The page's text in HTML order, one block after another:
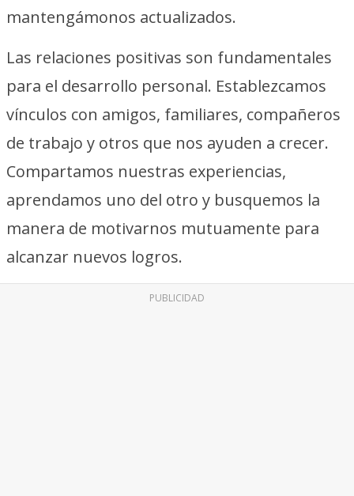
mantengámonos actualizados.
Las relaciones positivas son fundamentales
para el desarrollo personal. Establezcamos
vínculos con amigos, familiares, compañeros
de trabajo y otros que nos ayuden a crecer.
Compartamos nuestras experiencias,
aprendamos uno del otro y busquemos la
manera de motivarnos mutuamente para
alcanzar nuevos logros.
PUBLICIDAD